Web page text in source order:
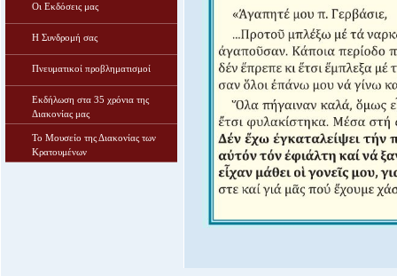
Οι Εκδόσεις μας
Η Συνδρομή σας
Πνευματικοί προβληματισμοί
Εκδήλωση στα 35 χρόνια της
Διακονίας μας
Το Μουσείο της Διακονίας των
Κρατουμένων